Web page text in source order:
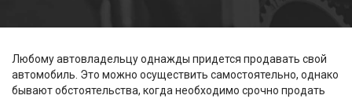
Любому автовладельцу однажды придется продавать свой
автомобиль. Это можно осуществить самостоятельно, однако
бывают обстоятельства, когда необходимо срочно продать